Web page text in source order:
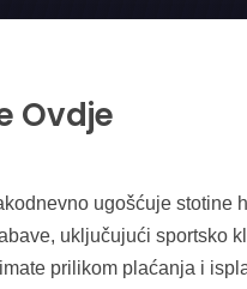
Ovdje
ugošćuje stotine
uključujući sportsko
prilikom plaćanja i